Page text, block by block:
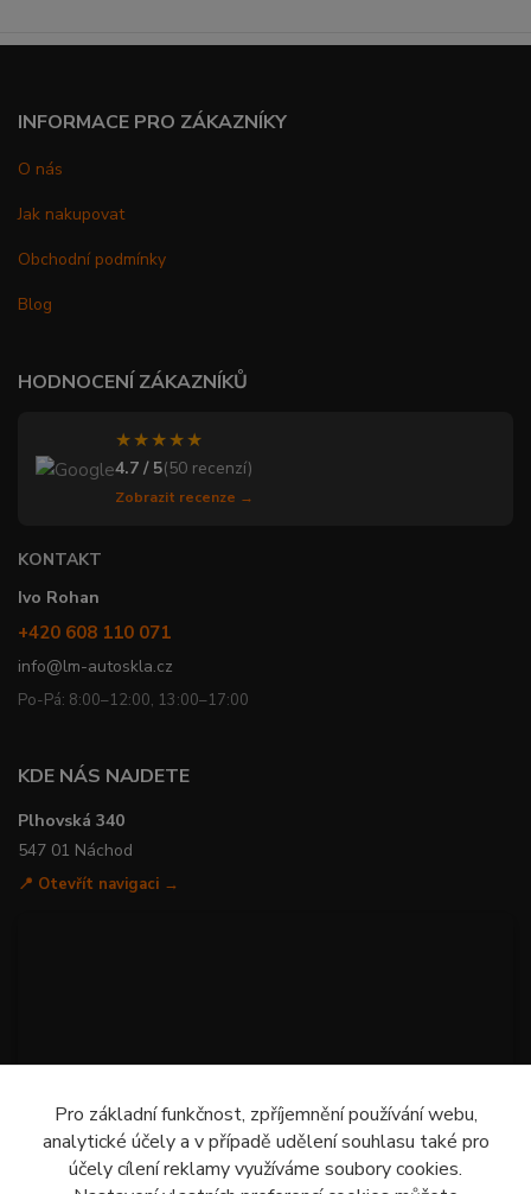
INFORMACE PRO ZÁKAZNÍKY
O nás
Jak nakupovat
Obchodní podmínky
Blog
HODNOCENÍ ZÁKAZNÍKŮ
★★★★★
4.7 / 5(50 recenzí)
Zobrazit recenze →
KONTAKT
Ivo Rohan
+420 608 110 071
info@lm-autoskla.cz
Po-Pá: 8:00–12:00, 13:00–17:00
KDE NÁS NAJDETE
Plhovská 340
547 01 Náchod
📍 Otevřít navigaci →
Pro základní funkčnost, zpříjemnění používání webu,
analytické účely a v případě udělení souhlasu také pro
účely cílení reklamy využíváme soubory cookies.